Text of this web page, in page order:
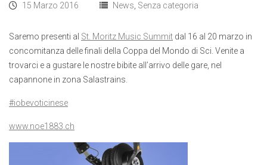
15 Marzo 2016 News Senza categoria
Saremo presenti al St. Moritz Music Summit dal 16 al 20 marzo in
concomitanza delle finali della Coppa del Mondo di Sci. Venite a
trovarci e a gustare le nostre bibite all’arrivo delle gare, nel
capannone in zona Salastrains.
‪#‎iobevoticinese‬
www.noe1883.ch